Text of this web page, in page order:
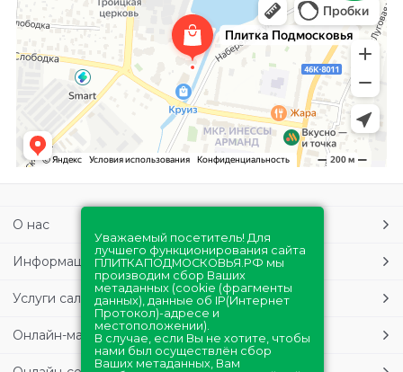
О нас
Информация
Услуги салонов
Онлайн-магазин
Уважаемый посетитель! Для
лучшего функционирования сайта
ПЛИТКАПОДМОСКОВЬЯ.РФ мы
производим сбор Ваших
метаданных (cookie (фрагменты
данных), данные об IP(Интернет
Протокол)-адресе и
местоположении).
В случае, если Вы не хотите, чтобы
нами был осуществлён сбор
Ваших метаданных, Вам